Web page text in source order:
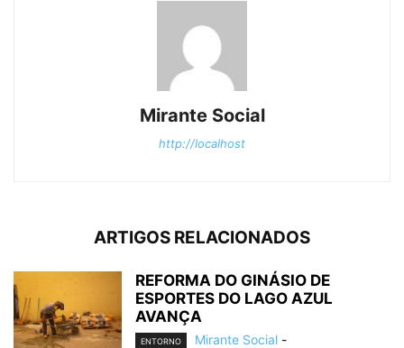
Mirante Social
http://localhost
ARTIGOS RELACIONADOS
REFORMA DO GINÁSIO DE
ESPORTES DO LAGO AZUL
AVANÇA
ENTORNO Mirante Social -